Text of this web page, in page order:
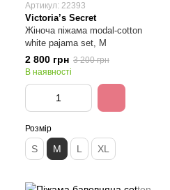
Артикул: 22393
Victoria’s Secret
Жіноча піжама modal-cotton
white pajama set, M
2 800 грн 3 200 грн
В наявності
Розмір
S M L XL